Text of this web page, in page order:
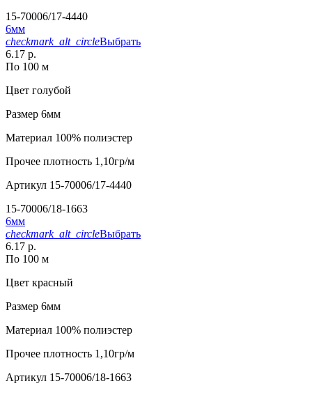
15-70006/17-4440
6мм
checkmark_alt_circleВыбрать
6.17 р.
По 100 м
Цвет голубой
Размер 6мм
Материал 100% полиэстер
Прочее плотность 1,10гр/м
Артикул 15-70006/17-4440
15-70006/18-1663
6мм
checkmark_alt_circleВыбрать
6.17 р.
По 100 м
Цвет красный
Размер 6мм
Материал 100% полиэстер
Прочее плотность 1,10гр/м
Артикул 15-70006/18-1663